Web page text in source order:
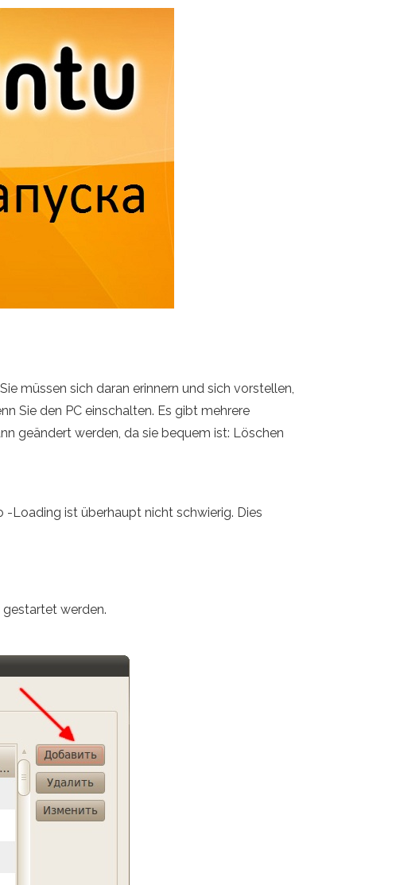
müssen sich daran erinnern und sich vorstellen,
Sie den PC einschalten. Es gibt mehrere
geändert werden, da sie bequem ist: Löschen
-Loading ist überhaupt nicht schwierig. Dies
gestartet werden.